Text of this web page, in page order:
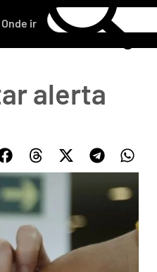
Onde ir
alerta